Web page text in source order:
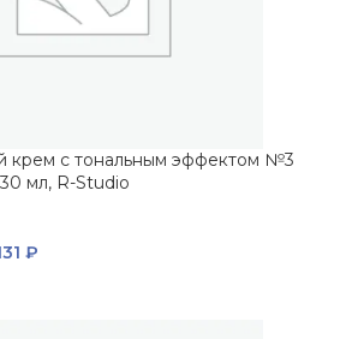
крем с тональным эффектом №3
мл, R-Studio
₽